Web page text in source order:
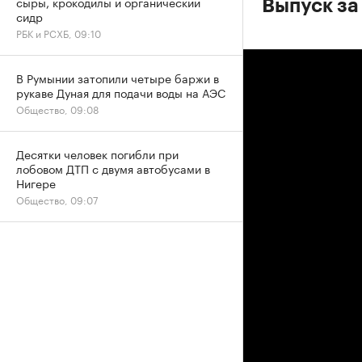
Выпуск
сидр
РБК и РСХБ, 09:10
В Румынии затопили четыре баржи в
рукаве Дуная для подачи воды на АЭС
Общество, 09:08
Десятки человек погибли при
лобовом ДТП с двумя автобусами в
Нигере
Общество, 09:07